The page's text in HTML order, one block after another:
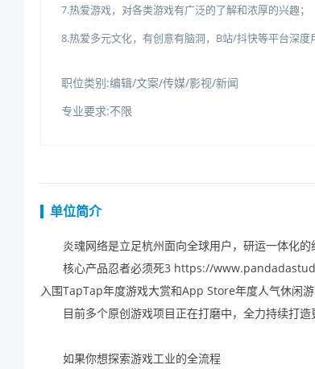
7.热爱游戏，对各类游戏有广泛的了解和浓厚的兴趣；
8.热爱多元文化，有创意有脑洞，B站/抖快等平台深度
职位类别:编辑/文案/传媒/影视/新闻
专业要求:不限
单位简介
炎魂网络是立足杭州面向全球用户，研运一体化
核心产品忍者必须死3 https://
入围TapTap年度游戏大赏和AppStore年度人气休闲游
目前多个原创游戏项目正在打磨中，全力持续打造
如果你想探索游戏工业的全流程